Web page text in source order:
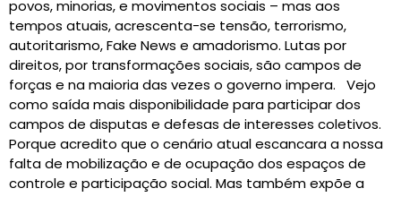
povos, minorias, e movimentos sociais – mas aos
tempos atuais, acrescenta-se tensão, terrorismo,
autoritarismo, Fake News e amadorismo. Lutas por
direitos, por transformações sociais, são campos de
forças e na maioria das vezes o governo impera. Vejo
como saída mais disponibilidade para participar dos
campos de disputas e defesas de interesses coletivos.
Porque acredito que o cenário atual escancara a nossa
falta de mobilização e de ocupação dos espaços de
controle e participação social. Mas também expõe a